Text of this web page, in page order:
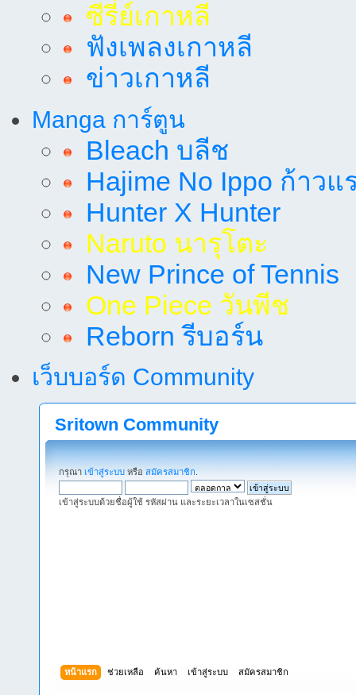
ซีรี่ย์เกาหลี
ฟังเพลงเกาหลี
ข่าวเกาหลี
Manga การ์ตูน
Bleach บลีช
Hajime No Ippo ก้าวแ
Hunter X Hunter
Naruto นารุโตะ
New Prince of Tennis
One Piece วันพีช
Reborn รีบอร์น
เว็บบอร์ด Community
Sritown Community
กรุณา เข้าสู่ระบบ หรือ สมัครสมาชิก
เข้าสู่ระบบด้วยชื่อผู้ใช้ รหัสผ่าน และระยะเวลาในเซสชั่น
หน้าแรก ช่วยเหลือ ค้นหา เข้าสู่ระบบ สมัครสมาชิก